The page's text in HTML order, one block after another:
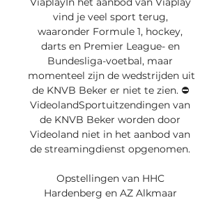
vind je veel sport terug,
waaronder Formule 1, hockey,
darts en Premier League- en
Bundesliga-voetbal, maar
momenteel zijn de wedstrijden uit
de KNVB Beker er niet te zien. ⛔️
VideolandSportuitzendingen van
de KNVB Beker worden door
Videoland niet in het aanbod van
de streamingdienst opgenomen.
Opstellingen van HHC
Hardenberg en AZ Alkmaar